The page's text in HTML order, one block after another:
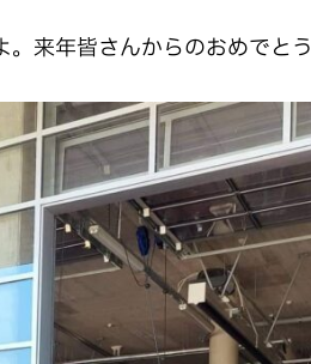
来年皆さんからのおめでと